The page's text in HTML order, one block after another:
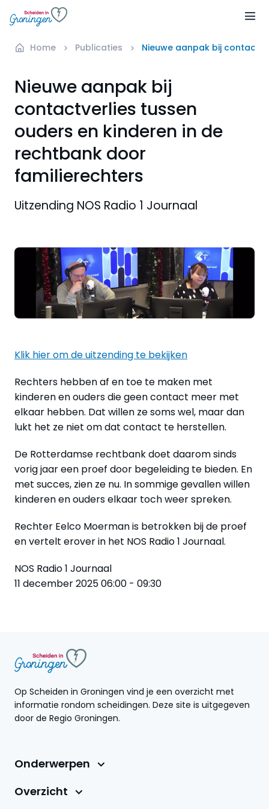
Home Publicaties Nieuwe aanpak bij
Nieuwe aanpak bij
contactverlies tussen
ouders en kinderen in de
rechtbank door
familierechters
Uitzending NOS Radio 1 Journaal
Klik hier om de uitzending te bekijken
Rechters hebben af en toe te maken met
kinderen en ouders die geen contact meer met
elkaar hebben. Dat willen ze soms wel, maar dan
lukt het ze niet om dat contact te herstellen.
De Rotterdamse rechtbank doet daarom sinds
vorig jaar een proef door begeleiding te bieden. En
met succes, zien ze nu. In sommige gevallen willen
kinderen en ouders elkaar toch weer spreken.
Rechter Eelco Moerman is betrokken bij de proef
en vertelt erover in het NOS Radio 1 Journaal.
NOS Radio 1 Journaal
11 december 2025 06:00 - 09:30
Op Scheiden in Groningen vind je een overzicht met
informatie rondom scheidingen. Deze site is uitgegeven
door de Regio Groningen.
Onderwerpen
Overzicht